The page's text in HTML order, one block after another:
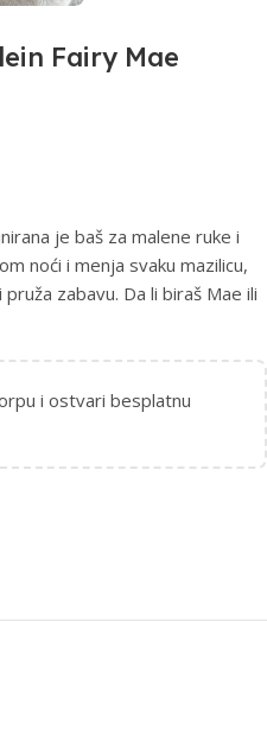
Fairy Mae
je baš za malene ruke i
noći i menja svaku mazilicu,
zabavu. Da li biraš Mae ili
i ostvari besplatnu